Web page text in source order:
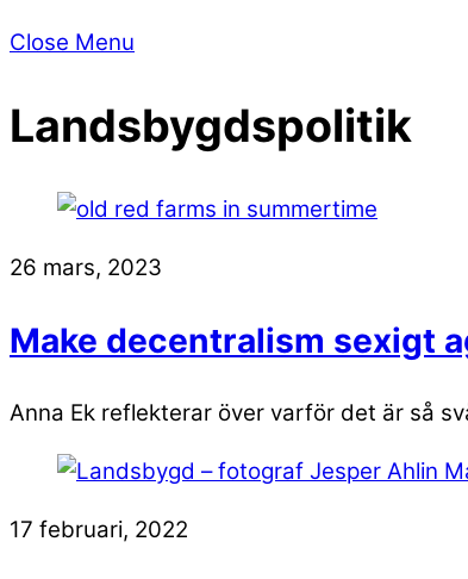
Close Menu
Landsbygdspolitik
26 mars, 2023
Make decentralism sexigt
Anna Ek reflekterar över varför det är så
17 februari, 2022